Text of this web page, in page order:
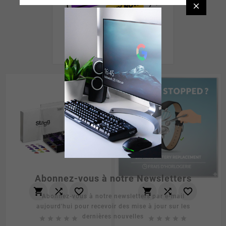
  
Nouveau
  

Abonnez-vous à notre Newsletters
Abonnez-vous à notre newsletters par e-mail
aujourd'hui pour recevoir des mise à jour sur les
dernières nouvelles